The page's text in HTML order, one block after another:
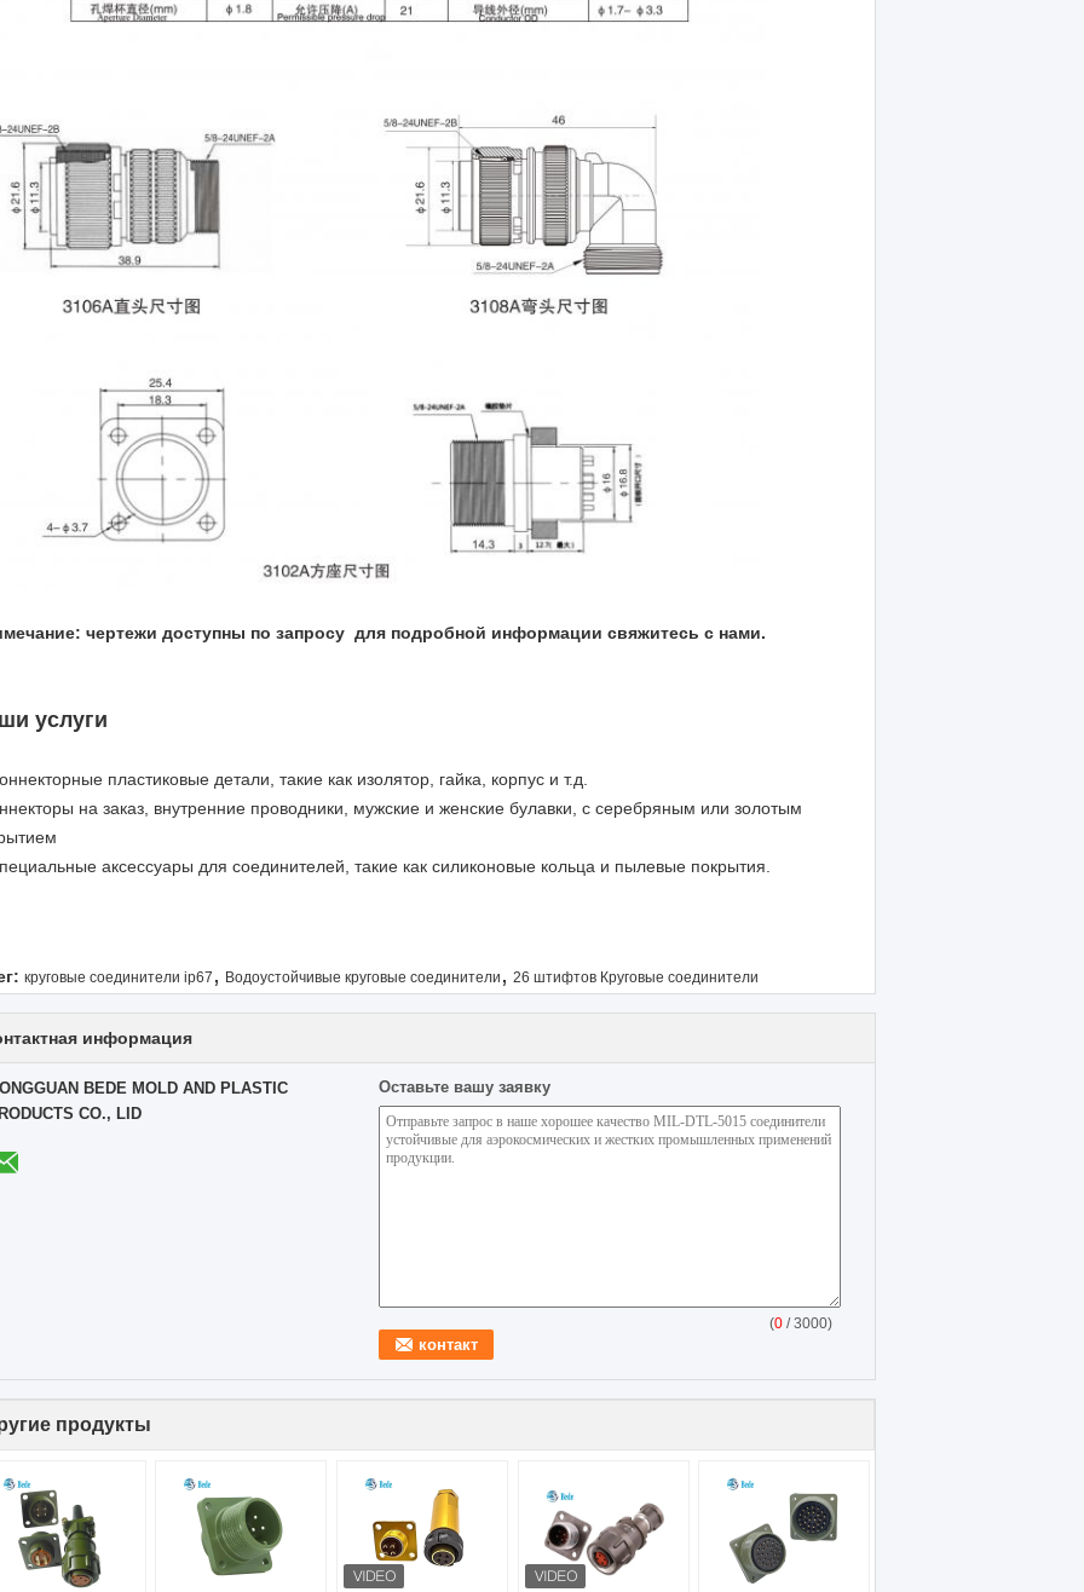
чертежи доступны по запросу ️ для подробной информации свяжитесь с нами.
услуги
пластиковые детали, такие как изолятор, гайка, корпус и т.д.
на заказ, внутренние проводники, мужские и женские булавки, с серебряным или золотым
аксессуары для соединителей, такие как силиконовые кольца и пылевые покрытия.
круговые соединители ip67 , Водоустойчивые круговые соединители , 26 штифтов Круговые соединители
информация
BEDE MOLD AND PLASTIC
CO., LID
Оставьте вашу заявку
(0 / 3000)
продукты